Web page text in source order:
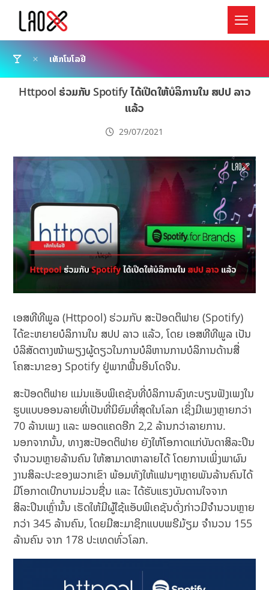
ເທັກໂນໂລຢີ
Httpool ຮ່ວມກັບ Spotify ໄດ້ເປີດໃຫ້ບໍລິການໃນ ສປປ ລາວ
ແລ້ວ
29/07/2021
ເອສທີທີພູລ (Httpool) ຮ່ວມກັບ ສະປັອດຕິຟາຍ (Spotify)
ໄດ້ຂະຫຍາຍບໍລິການໃນ ສປປ ລາວ ແລ້ວ, ໂດຍ ເອສທີທີພູລ ເປັນ
ບໍລິສັດຕາງໜ້າພຽງຜູ້ດຽວໃນການບໍລິຫານການບໍລິການດ້ານສື່
ໂຄສະນາຂອງ Spotify ຢູ່ພາກພື້ນອິນໂດຈີນ.
ສະປັອດຕິຟາຍ ແມ່ນແອັບພິເຄຊັນທີ່ບໍລິການລົງທະບຽນຟັງເພງໃນ
ຮູບແບບອອນລາຍທີ່ເປັນທີ່ນິຍົມທີ່ສຸດໃນໂລກ ເຊິ່ງມີເພງຫຼາຍກວ່າ
70 ລ້ານເພງ ແລະ ພອດແຄດອີກ 2,2 ລ້ານກວ່າລາຍການ.
ນອກຈາກນັ້ນ, ທາງສະປັອດຕິຟາຍ ຍັງໃຫ້ໂອກາດແກ່ບັນດາສິລະປິນ
ຈຳນວນຫຼາຍລ້ານຄົນ ໃຫ້ສາມາດຫາລາຍໄດ້ ໂດຍການເພິ່ງພາຜົນ
ງານສິລະປະຂອງພວກເຂົາ ພ້ອມທັງໃຫ້ແຟນໆຫຼາຍພັນລ້ານຄົນໄດ້
ມີໂອກາດເບີກບານມ່ວນຊື່ນ ແລະ ໄດ້ຮັບແຮງບັນດານໃຈຈາກ
ສິລະປິນເຫຼົ່ານັ້ນ ເຮັດໃຫ້ມີຜູ້ໃຊ້ແອັບພິເຄຊັນດັ່ງກ່າວມີຈຳນວນຫຼາຍ
ກວ່າ 345 ລ້ານຄົນ, ໂດຍມີສະມາຊິກແບບພຣີມ້ຽມ ຈໍານວນ 155
ລ້ານຄົນ ຈາກ 178 ປະເທດທົ່ວໂລກ.